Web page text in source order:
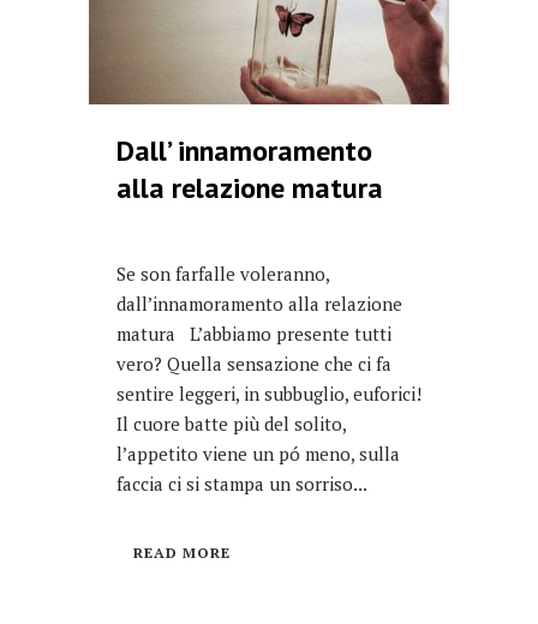
Dall’ innamoramento
alla relazione matura
Se son farfalle voleranno,
dall’innamoramento alla relazione
matura L’abbiamo presente tutti
vero? Quella sensazione che ci fa
sentire leggeri, in subbuglio, euforici!
Il cuore batte più del solito,
l’appetito viene un pó meno, sulla
faccia ci si stampa un sorriso...
READ MORE